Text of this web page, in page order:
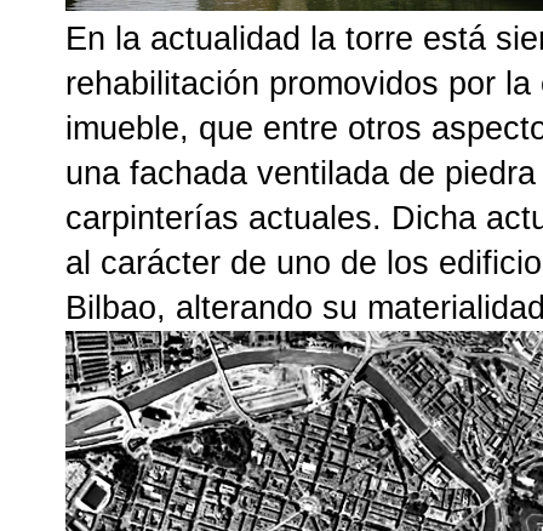
En la actualidad la torre está
rehabilitación promovidos por
imueble, que entre otros
una fachada ventilada de
carpinterías actuales. Dicha
al carácter de uno de los
Bilbao, alterando su